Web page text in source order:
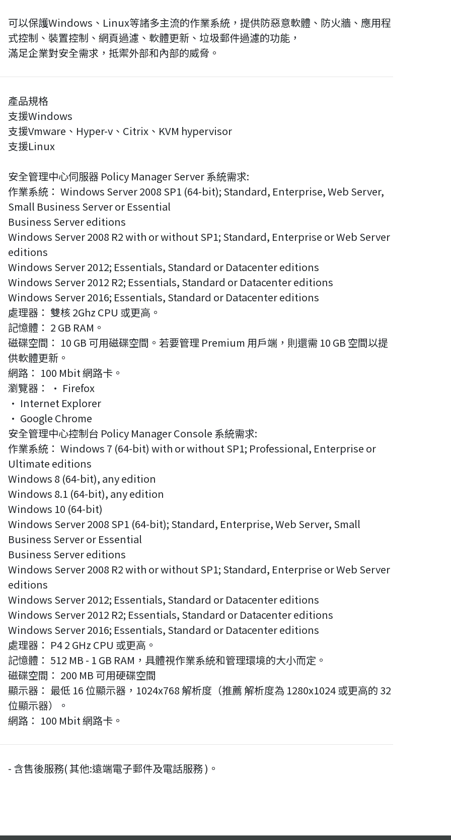
可以保護Windows、Linux等諸多主流的作業系統，提供防惡意軟體、防火牆、應用程
式控制、裝置控制、網頁過濾、軟體更新、垃圾郵件過濾的功能，
滿足企業對安全需求，抵禦外部和內部的威脅。
產品規格
支援Windows
支援Vmware、Hyper-v、Citrix、KVM hypervisor
支援Linux
安全管理中心伺服器 Policy Manager Server 系統需求:
作業系統： Windows Server 2008 SP1 (64-bit); Standard, Enterprise, Web Server,
Small Business Server or Essential
Business Server editions
Windows Server 2008 R2 with or without SP1; Standard, Enterprise or Web Server
editions
Windows Server 2012; Essentials, Standard or Datacenter editions
Windows Server 2012 R2; Essentials, Standard or Datacenter editions
Windows Server 2016; Essentials, Standard or Datacenter editions
處理器： 雙核 2Ghz CPU 或更高。
記憶體： 2 GB RAM。
磁碟空間： 10 GB 可用磁碟空間。若要管理 Premium 用戶端，則還需 10 GB 空間以提
供軟體更新。
網路： 100 Mbit 網路卡。
瀏覽器： • Firefox
• Internet Explorer
• Google Chrome
安全管理中心控制台 Policy Manager Console 系統需求:
作業系統： Windows 7 (64-bit) with or without SP1; Professional, Enterprise or
Ultimate editions
Windows 8 (64-bit), any edition
Windows 8.1 (64-bit), any edition
Windows 10 (64-bit)
Windows Server 2008 SP1 (64-bit); Standard, Enterprise, Web Server, Small
Business Server or Essential
Business Server editions
Windows Server 2008 R2 with or without SP1; Standard, Enterprise or Web Server
editions
Windows Server 2012; Essentials, Standard or Datacenter editions
Windows Server 2012 R2; Essentials, Standard or Datacenter editions
Windows Server 2016; Essentials, Standard or Datacenter editions
處理器： P4 2 GHz CPU 或更高。
記憶體： 512 MB - 1 GB RAM，具體視作業系統和管理環境的大小而定。
磁碟空間： 200 MB 可用硬碟空間
顯示器： 最低 16 位顯示器，1024x768 解析度（推薦 解析度為 1280x1024 或更高的 32
位顯示器）。
網路： 100 Mbit 網路卡。
- 含售後服務( 其他:遠端電子郵件及電話服務 )。